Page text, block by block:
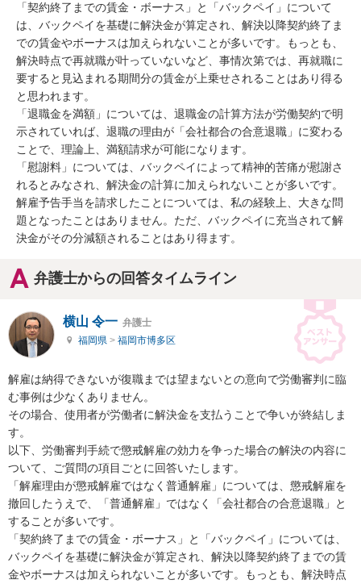
「契約終了までの賃金・ボーナス」と「バックペイ」について
は、バックペイを基礎に解決金が算定され、解決以降契約終了ま
での賃金やボーナスは加えられないことが多いです。もっとも、
解決時点で再就職が叶っていないなど、事情次第では、再就職に
要すると見込まれる期間分の賃金が上乗せされることはあり得る
と思われます。
「退職金を満額」については、退職金の計算方法が労働契約で明
示されていれば、退職の理由が「会社都合の合意退職」に変わる
ことで、理論上、満額請求が可能になります。
「慰謝料」については、バックペイによって精神的苦痛が慰謝さ
れるとみなされ、解決金の計算に加えられないことが多いです。
解雇予告手当を請求したことについては、私の経験上、大きな問
題となったことはありません。ただ、バックペイに充当されて解
決金がその分減額されることはあり得ます。
弁護士からの回答タイムライン
横山 令一 弁護士
福岡県 > 福岡市博多区
解雇は納得できないが復職までは望まないとの意向で労働審判に臨
む事例は少なくありません。
その場合、使用者が労働者に解決金を支払うことで争いが終結しま
す。
以下、労働審判手続で懲戒解雇の効力を争った場合の解決の内容に
ついて、ご質問の項目ごとに回答いたします。
「解雇理由が懲戒解雇ではなく普通解雇」については、懲戒解雇を
撤回したうえで、「普通解雇」ではなく「会社都合の合意退職」と
することが多いです。
「契約終了までの賃金・ボーナス」と「バックペイ」については、
バックペイを基礎に解決金が算定され、解決以降契約終了までの賃
金やボーナスは加えられないことが多いです。もっとも、解決時点